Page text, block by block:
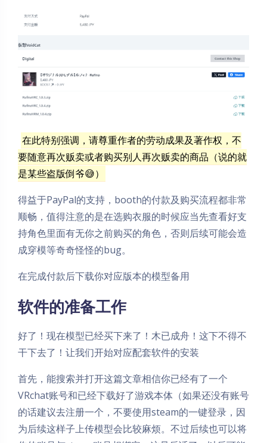
在此特别强调，请尊重作者的劳动成果及著作权，不
要随意再次贩卖或者购买别人再次贩卖的商品（说的就
是某些盗版倒爷😅）
得益于PayPal的支持，booth的付款及购买流程都非常
顺畅，值得注意的是在选购衣服的时候应当先查看好支
持角色里面有无你之前购买的角色，否则后续可能会造
成穿模等奇奇怪怪的bug。
在完成付款后下载你对应版本的模型备用
软件的准备工作
好了！现在模型已经买下来了！木已成舟！这下不得不
干下去了！让我们开始对应配套软件的安装
首先，能搜索并打开这篇文章相信你已经有了一个
VRchat账号和已经下载好了游戏本体（如果还没有账号
的话建议去注册一个，不要使用steam的一键登录，因
为后续这样子上传模型会比较麻烦。不过后续也可以将